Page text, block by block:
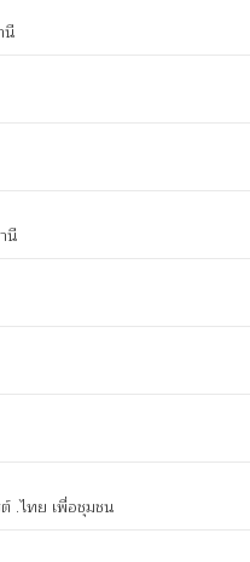
นี
นี
ต์ .ไทย เพื่อชุมชน